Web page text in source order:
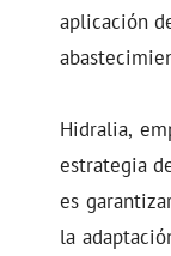
aplicación
Hidralia,
estrategia
es
la